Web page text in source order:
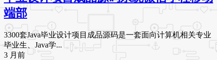
端部
3300套Java毕业设计项目成品源码是一套面向计算机相关专业
毕业生、Java学...
3 月前